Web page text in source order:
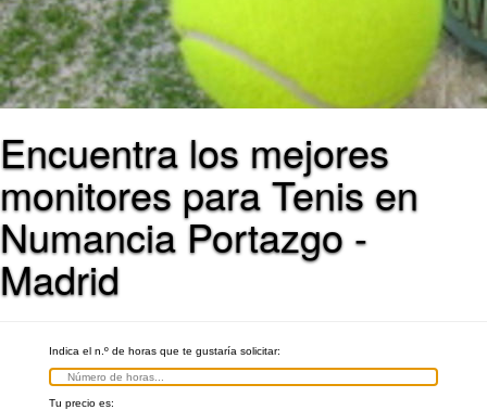
Encuentra los mejores
monitores para Tenis en
Numancia Portazgo -
Madrid
Indica el n.º de horas que te gustaría solicitar:
Tu precio es: